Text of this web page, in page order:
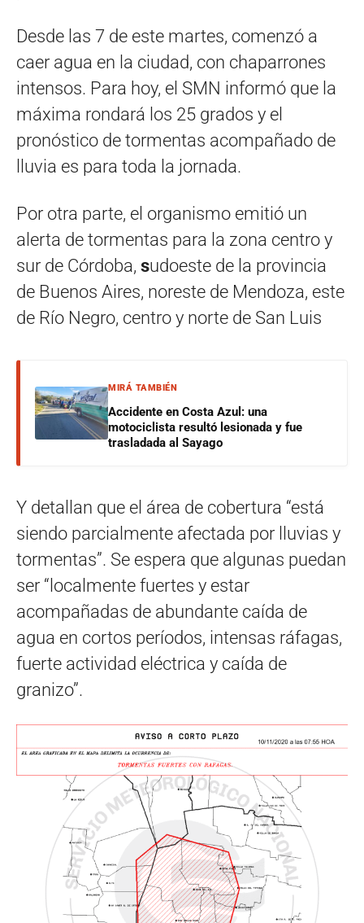
Desde las 7 de este martes, comenzó a
caer agua en la ciudad, con chaparrones
intensos. Para hoy, el SMN informó que la
máxima rondará los 25 grados y el
pronóstico de tormentas acompañado de
lluvia es para toda la jornada.
Por otra parte, el organismo emitió un
alerta de tormentas para la zona centro y
sur de Córdoba, sudoeste de la provincia
de Buenos Aires, noreste de Mendoza, este
de Río Negro, centro y norte de San Luis
MIRÁ TAMBIÉN
Accidente en Costa Azul: una
motociclista resultó lesionada y fue
trasladada al Sayago
Y detallan que el área de cobertura “está
siendo parcialmente afectada por lluvias y
tormentas”. Se espera que algunas puedan
ser “localmente fuertes y estar
acompañadas de abundante caída de
agua en cortos períodos, intensas ráfagas,
fuerte actividad eléctrica y caída de
granizo”.